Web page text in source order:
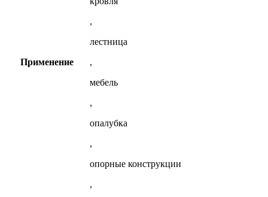
Применение
,
лестница
,
мебель
,
опалубка
,
опорные конструкции
,